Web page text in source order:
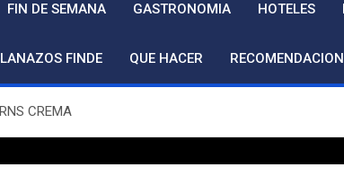
FIN DE SEMANA GASTRONOMIA HOTELES
FINDE QUE HACER
CREMA